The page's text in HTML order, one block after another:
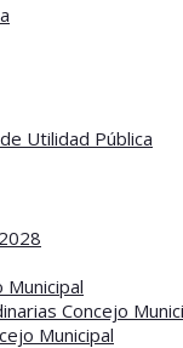
Utilidad Pública
Municipal
Concejo
Municipal